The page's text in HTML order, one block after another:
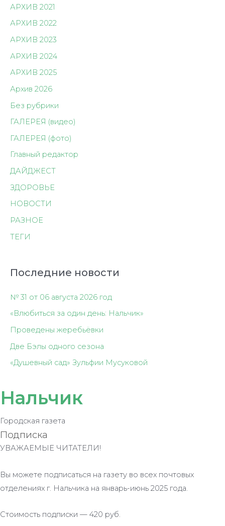
АРХИВ 2021
АРХИВ 2022
АРХИВ 2023
АРХИВ 2024
АРХИВ 2025
Архив 2026
Без рубрики
ГАЛЕРЕЯ (видео)
ГАЛЕРЕЯ (фото)
Главный редактор
ДАЙДЖЕСТ
ЗДОРОВЬЕ
НОВОСТИ
РАЗНОЕ
ТЕГИ
Последние новости
№ 31 от 06 августа 2026 год
«Влюбиться за один день: Нальчик»
Проведены жеребьёвки
Две Бэлы одного сезона
«Душевный сад» Зульфии Мусуковой
Нальчик
Городская газета
Подписка
УВАЖАЕМЫЕ ЧИТАТЕЛИ!
Вы можете подписаться на газету во всех почтовых
отделениях г. Нальчика на январь-июнь 2025 года.
Стоимость подписки — 420 руб.